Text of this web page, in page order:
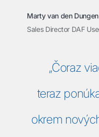
Marty van den Dungen
Sales Director DAF
„Čoraz
teraz
okrem